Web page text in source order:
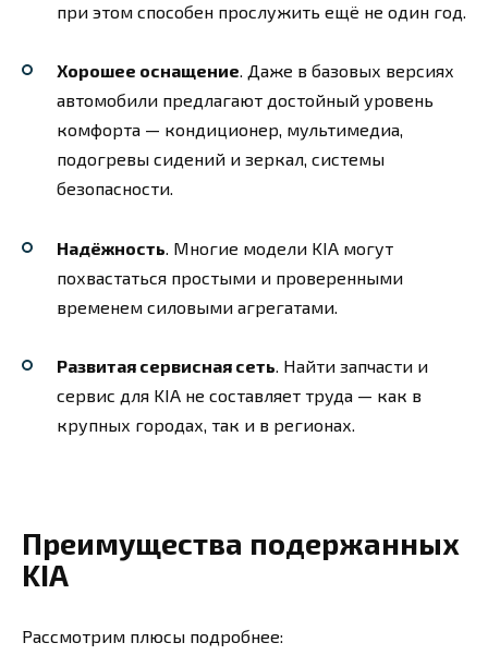
при этом способен прослужить ещё не один год.
Хорошее оснащение. Даже в базовых версиях
автомобили предлагают достойный уровень
комфорта — кондиционер, мультимедиа,
подогревы сидений и зеркал, системы
безопасности.
Надёжность . Многие модели KIA могут
похвастаться простыми и проверенными
временем силовыми агрегатами.
Развитая сервисная сеть. Найти запчасти и
сервис для KIA не составляет труда — как в
крупных городах, так и в регионах.
Преимущества подержанных
KIA
Рассмотрим плюсы подробнее: